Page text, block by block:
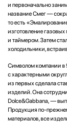
и первоначально
название Смег —
то есть
изготовление
и таймером. Затем
холодильники,
Символом компании в
с характерными
из первых сделала
изделий. Она
Dolce&Gabbana, —
Продукция по-
материалов, все